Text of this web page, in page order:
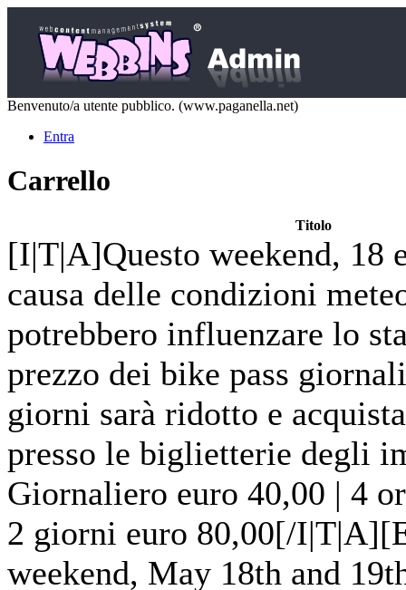
Benvenuto/a utente pubblico. (www.paganella.net)
Entra
Carrello
Titolo
[I|T|A]Questo weekend, 18
causa delle condizioni
potrebbero influenzare lo
prezzo dei bike pass
giorni sarà ridotto e
presso le biglietterie degli
Giornaliero euro 40,00 | 4
2 giorni euro 80,00[/
weekend, May 18th and